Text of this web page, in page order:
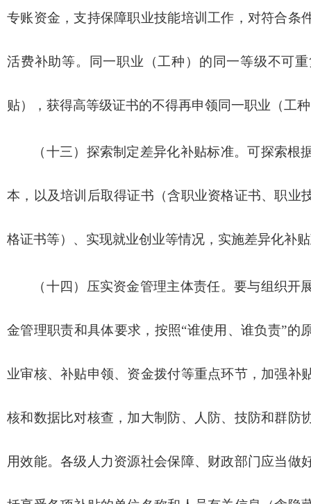
专账资金，支持保障职业技能培训工作，对符合条
活费补助等。同一职业（工种）的同一等级不可
贴），获得高等级证书的不得再申领同一职业（工
（十三）探索制定差异化补贴标准。可探索
本，以及培训后取得证书（含职业资格证书、职业
格证书等）、实现就业创业等情况，实施差异化补
（十四）压实资金管理主体责任。要与组织
金管理职责和具体要求，按照“谁使用、谁负责”的
业审核、补贴申领、资金拨付等重点环节，加强补
核和数据比对核查，加大制防、人防、技防和群防
用效能。各级人力资源社会保障、财政部门应当做